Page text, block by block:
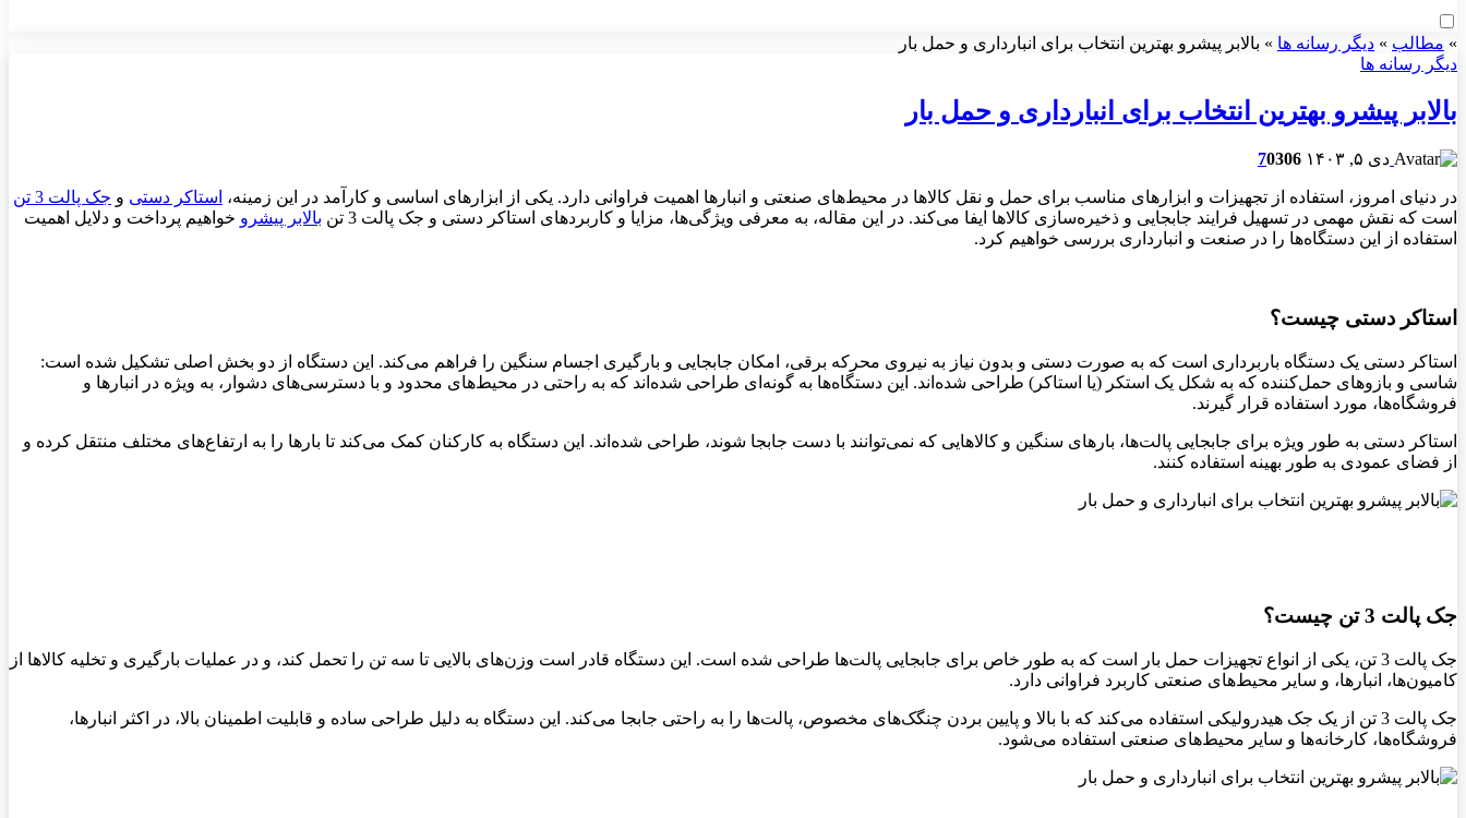
» مطالب » دیگر رسانه ها » بالابر پیشرو بهترین انتخاب برای انبارداری و حمل بار
دیگر رسانه ها
بالابر پیشرو بهترین انتخاب برای انبارداری و حمل بار
دی ۵, ۱۴۰۳ 70306
در دنیای امروز، استفاده از تجهیزات و ابزارهای مناسب برای حمل و نقل کالاها در محیط‌های صنعتی و انبارها اهمیت فراوانی دارد. یکی از ابزارهای اساسی و کارآمد در این زمینه، استاکر دستی و جک پالت 3 تن
است که نقش مهمی در تسهیل فرایند جابجایی و ذخیره‌سازی کالاها ایفا می‌کند. در این مقاله، به معرفی ویژگی‌ها، مزایا و کاربردهای استاکر دستی و جک پالت 3 تن
بالابر پیشرو خواهیم پرداخت و دلایل اهمیت
استفاده از این دستگاه‌ها را در صنعت و انبارداری بررسی خواهیم کرد.
استاکر دستی چیست؟
استاکر دستی یک دستگاه باربرداری است که به صورت دستی و بدون نیاز به نیروی محرکه برقی، امکان جابجایی و بارگیری اجسام سنگین را فراهم می‌کند. این دستگاه از دو بخش اصلی تشکیل شده است:
شاسی و بازوهای حمل‌کننده که به شکل یک استکر (یا استاکر) طراحی شده‌اند. این دستگاه‌ها به گونه‌ای طراحی شده‌اند که به راحتی در محیط‌های محدود و با دسترسی‌های دشوار، به ویژه در انبارها و
فروشگاه‌ها، مورد استفاده قرار گیرند.
استاکر دستی به طور ویژه برای جابجایی پالت‌ها، بارهای سنگین و کالاهایی که نمی‌توانند با دست جابجا شوند، طراحی شده‌اند. این دستگاه به کارکنان کمک می‌کند تا بارها را به ارتفاع‌های مختلف منتقل کرده و
از فضای عمودی به طور بهینه استفاده کنند.
جک پالت 3 تن چیست؟
جک پالت 3 تن، یکی از انواع تجهیزات حمل بار است که به طور خاص برای جابجایی پالت‌ها طراحی شده است. این دستگاه قادر است وزن‌های بالایی تا سه تن را تحمل کند، و در عملیات بارگیری و تخلیه کالاها از
کامیون‌ها، انبارها، و سایر محیط‌های صنعتی کاربرد فراوانی دارد.
جک پالت 3 تن از یک جک هیدرولیکی استفاده می‌کند که با بالا و پایین بردن چنگک‌های مخصوص، پالت‌ها را به راحتی جابجا می‌کند. این دستگاه به دلیل طراحی ساده و قابلیت اطمینان بالا، در اکثر انبارها،
فروشگاه‌ها، کارخانه‌ها و سایر محیط‌های صنعتی استفاده می‌شود.